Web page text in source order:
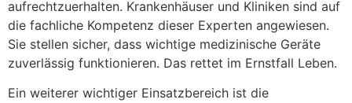
aufrechtzuerhalten. Krankenhäuser und Kliniken sind auf
die fachliche Kompetenz dieser Experten angewiesen.
Sie stellen sicher, dass wichtige medizinische Geräte
zuverlässig funktionieren. Das rettet im Ernstfall Leben.
Ein weiterer wichtiger Einsatzbereich ist die